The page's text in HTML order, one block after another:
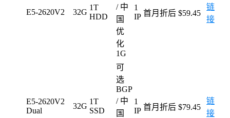
E5-2620V2 32G
1T
HDD
/ 中
国
优
化
1G
1
IP 首月折后 $59.45
链
接
E5-2620V2
Dual
32G
1T
SSD
可
选
BGP
/ 中
国
1
IP 首月折后 $79.45
链
接